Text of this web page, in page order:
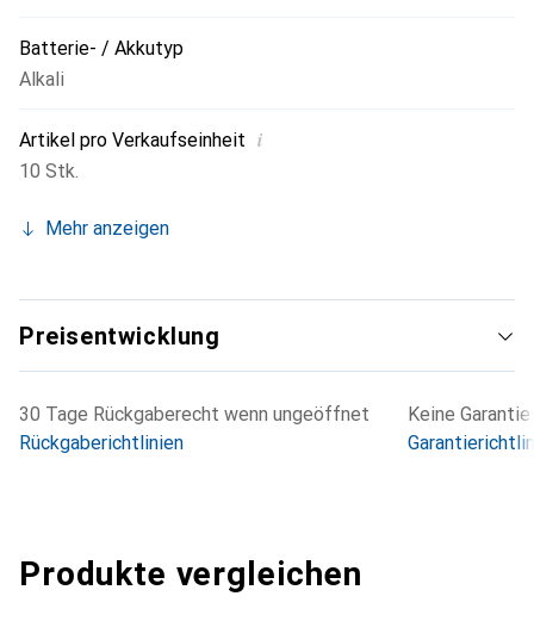
Batterie- / Akkutyp
Alkali
Artikel pro Verkaufseinheit i
10 Stk.
Mehr anzeigen
Preisentwicklung
30 Tage Rückgaberecht wenn ungeöffnet
Rückgaberichtlinien
Keine Garantie
Produkte vergleichen